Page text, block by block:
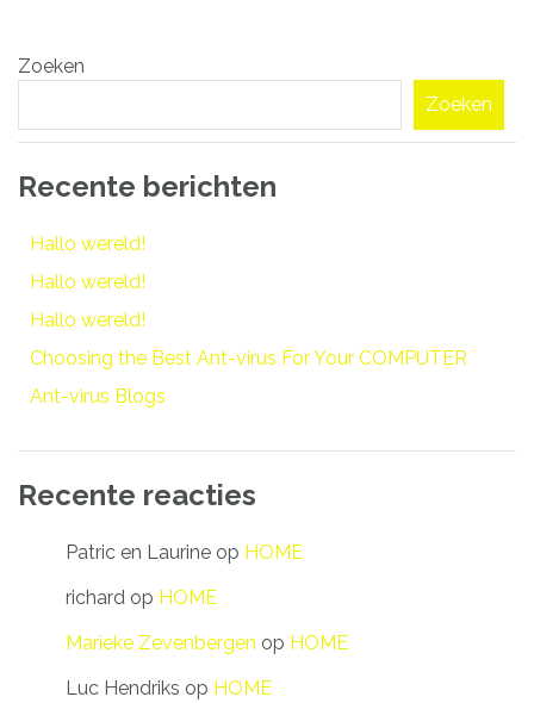
navigatie
Zoeken
Zoeken
Recente berichten
Hallo wereld!
Hallo wereld!
Hallo wereld!
Choosing the Best Ant-virus For Your COMPUTER
Ant-virus Blogs
Recente reacties
Patric en Laurine op HOME
richard op HOME
Marieke Zevenbergen op HOME
Luc Hendriks op HOME